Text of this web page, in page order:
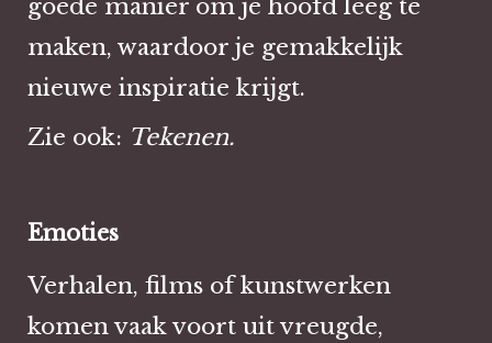
goede manier om je hoofd leeg te
maken, waardoor je gemakkelijk
nieuwe inspiratie krijgt.
Zie ook: Tekenen.
Emoties
Verhalen, films of kunstwerken
komen vaak voort uit vreugde,